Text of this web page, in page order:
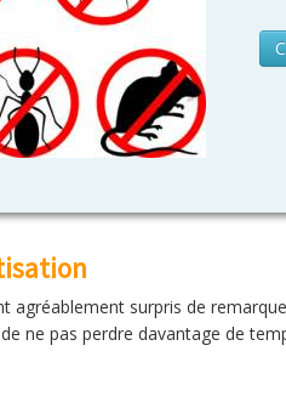
agréablement surpris de
ne pas perdre davantage de